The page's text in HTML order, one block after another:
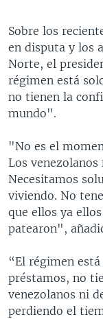
Sobre los
en disputa y los
Norte, el
régimen está
no tienen la
mundo".
"No es el
Los
Necesitamos
viviendo. No
que ellos ya
patearon",
“El régimen
préstamos, no
venezolanos ni
perdiendo el